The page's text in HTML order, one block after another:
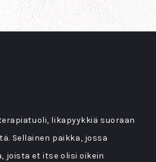
likapyykkiä suoraan
Sellainen paikka, jossa
joista et itse olisi oikein